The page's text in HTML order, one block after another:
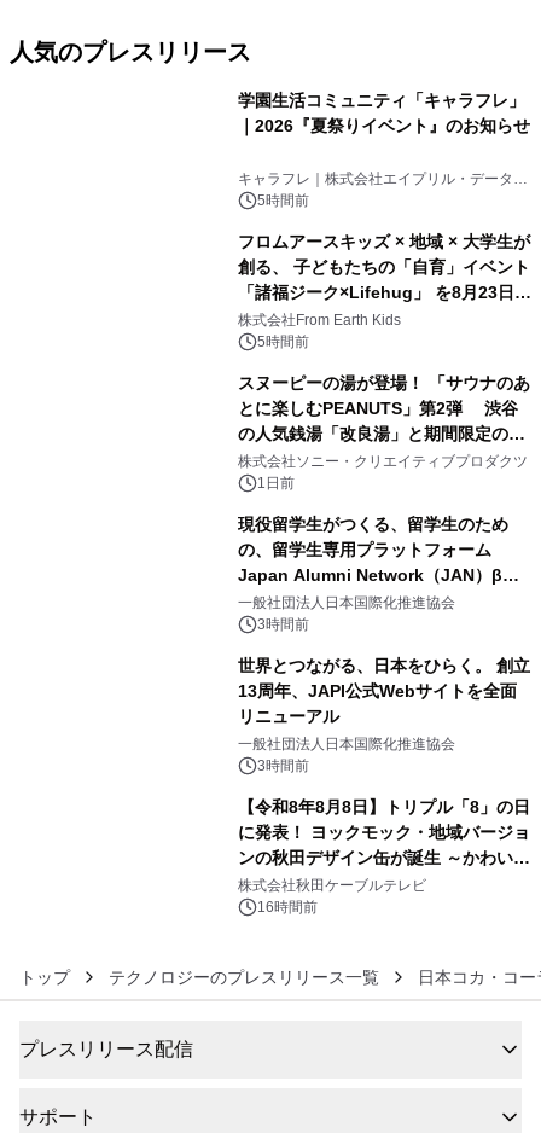
人気のプレスリリース
学園生活コミュニティ「キャラフレ」
｜2026『夏祭りイベント』のお知らせ
キャラフレ｜株式会社エイプリル・データ・
デザインズ
5時間前
フロムアースキッズ × 地域 × 大学生が
創る、 子どもたちの「自育」イベント
「諸福ジーク×Lifehug」 を8月23日
(日)開催
株式会社From Earth Kids
5時間前
スヌーピーの湯が登場！ 「サウナのあ
とに楽しむPEANUTS」第2弾 渋谷
の人気銭湯「改良湯」と期間限定のコ
ラボレーション サウナイキタイコラ
ボグッズも発売決定！
株式会社ソニー・クリエイティブプロダクツ
1日前
現役留学生がつくる、留学生のため
の、留学生専用プラットフォーム
Japan Alumni Network（JAN）β版
をリリース
一般社団法人日本国際化推進協会
3時間前
世界とつながる、日本をひらく。 創立
13周年、JAPI公式Webサイトを全面
リニューアル
一般社団法人日本国際化推進協会
3時間前
【令和8年8月8日】トリプル「8」の日
に発表！ ヨックモック・地域バージョ
ンの秋田デザイン缶が誕生 ～かわいい
秋田犬の子犬と秋田の四季と名所を巡
るパッケージ～ 9月1日(火)秋田県内で
株式会社秋田ケーブルテレビ
16時間前
トップ テクノロジーのプレスリリース一覧 日本コカ・コ
プレスリリース配信
サポート